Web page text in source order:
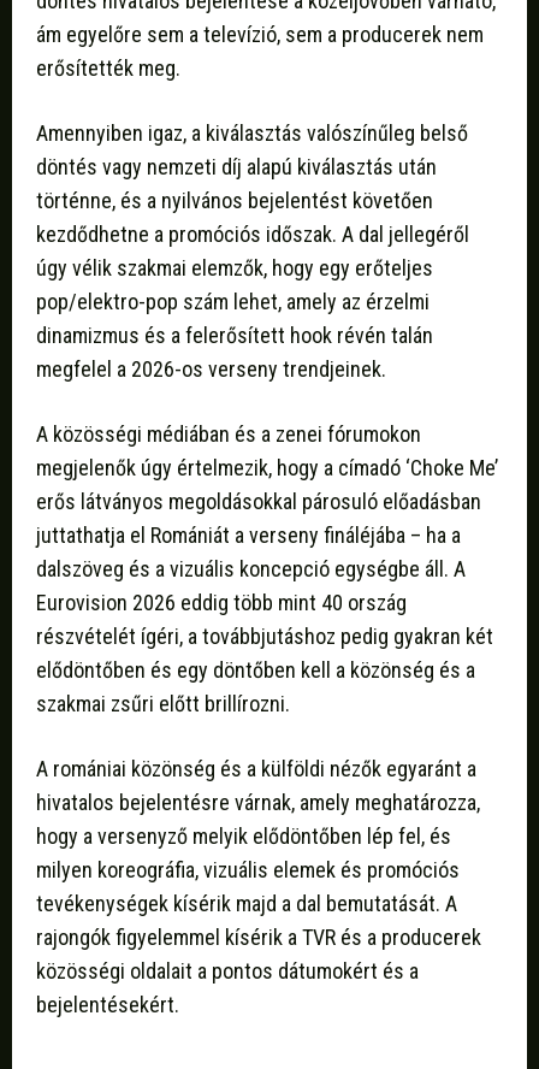
ám egyelőre sem a televízió, sem a producerek nem
erősítették meg.
Amennyiben igaz, a kiválasztás valószínűleg belső
döntés vagy nemzeti díj alapú kiválasztás után
történne, és a nyilvános bejelentést követően
kezdődhetne a promóciós időszak. A dal jellegéről
úgy vélik szakmai elemzők, hogy egy erőteljes
pop/elektro-pop szám lehet, amely az érzelmi
dinamizmus és a felerősített hook révén talán
megfelel a 2026-os verseny trendjeinek.
A közösségi médiában és a zenei fórumokon
megjelenők úgy értelmezik, hogy a címadó ‘Choke Me’
erős látványos megoldásokkal párosuló előadásban
juttathatja el Romániát a verseny fináléjába – ha a
dalszöveg és a vizuális koncepció egységbe áll. A
Eurovision 2026 eddig több mint 40 ország
részvételét ígéri, a továbbjutáshoz pedig gyakran két
elődöntőben és egy döntőben kell a közönség és a
szakmai zsűri előtt brillírozni.
A romániai közönség és a külföldi nézők egyaránt a
hivatalos bejelentésre várnak, amely meghatározza,
hogy a versenyző melyik elődöntőben lép fel, és
milyen koreográfia, vizuális elemek és promóciós
tevékenységek kísérik majd a dal bemutatását. A
rajongók figyelemmel kísérik a TVR és a producerek
közösségi oldalait a pontos dátumokért és a
bejelentésekért.